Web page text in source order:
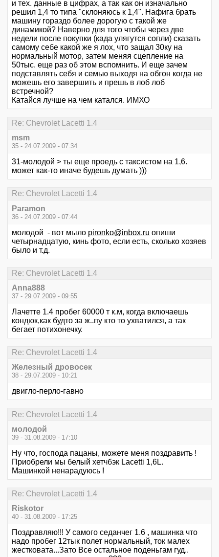
и тех. данные в цифрах, а так как он изначально
решил 1,4 то типа "склоняюсь к 1,4". Нафига брать
машину гораздо более дорогую с такой же
динамикой? Наверно для того чтобы через две
недели после покупки (када улягутся сопли) сказать
самому себе какой же я лох, что защал 30ку на
нормальный мотор, затем меняя сцепление на
50тыс. еще раз об этом вспомнить. И еще зачем
подставлять себя и семью выходя на обгон когда не
можешь его завершить и прешь в лоб лоб
встречной?
Катайся лучше на чем катался. ИМХО
Re: Chevrolet Lacetti 1.4
msm
35 - 24.07.2009 - 07:34
31-молодой > ты еще проедь с таксистом на 1,6.
может как-то иначе будешь думать )))
Re: Chevrolet Lacetti 1.4
Paramon
36 - 24.07.2009 - 07:44
молодой - вот мыло pironko@inbox.ru опиши
четырнадцатую, кинь фото, если есть, сколько хозяев
было и т.д.
Re: Chevrolet Lacetti 1.4
Anna888
37 - 29.07.2009 - 09:55
Лачетте 1.4 пробег 60000 т к.м, когда включаешь
кондюк,как будто за ж..пу кто то ухватился, а так
бегает потихонечку.
Re: Chevrolet Lacetti 1.4
Железный дровосек
38 - 29.07.2009 - 10:21
двигло-перло-гавно
Re: Chevrolet Lacetti 1.4
молодой
39 - 31.08.2009 - 17:10
Ну что, господа пацаны, можете меня поздравить !
Приобрели мы белый хетчбэк Lacetti 1,6L.
Машинкой ненарадуюсь !
Re: Chevrolet Lacetti 1.4
Riskotor
40 - 31.08.2009 - 17:25
Поздравляю!!! У самого седанчег 1.6 , машинка что
надо пробег 12тык полет нормальный, ток малех
жестковата...Зато Все остальное поденьгам гуд..